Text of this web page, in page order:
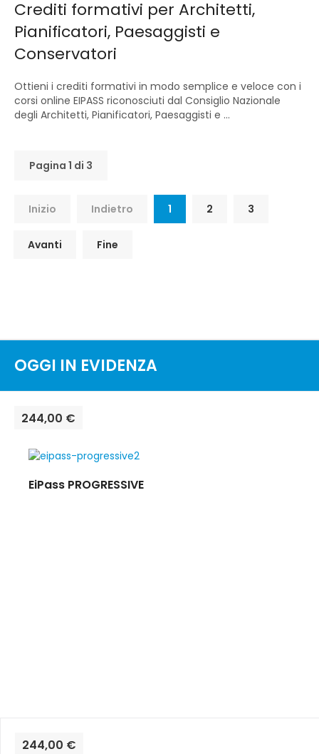
Crediti formativi per Architetti,
Pianificatori, Paesaggisti e
Conservatori
Ottieni i crediti formativi in modo semplice e veloce con i
corsi online EIPASS riconosciuti dal Consiglio Nazionale
degli Architetti, Pianificatori, Paesaggisti e ...
Pagina 1 di 3
Inizio Indietro 1 2 3
Avanti Fine
OGGI IN EVIDENZA
EiPass PROGRESSIVE
244,00 €
244,00 €